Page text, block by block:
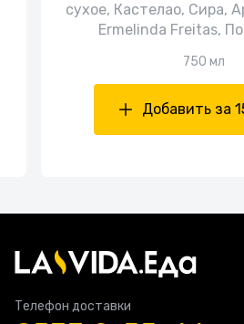
сухое, Кастелао, Сира,
Ermelinda Freitas,
750 мл
Добавить за
Телефон доставки